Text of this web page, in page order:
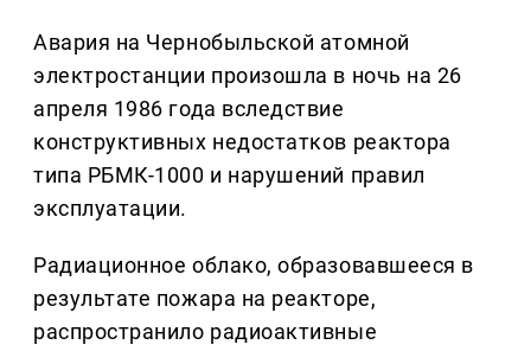
Авария на Чернобыльской атомной
электростанции произошла в ночь на 26
апреля 1986 года вследствие
конструктивных недостатков реактора
типа РБМК-1000 и нарушений правил
эксплуатации.
Радиационное облако, образовавшееся в
результате пожара на реакторе,
распространило радиоактивные